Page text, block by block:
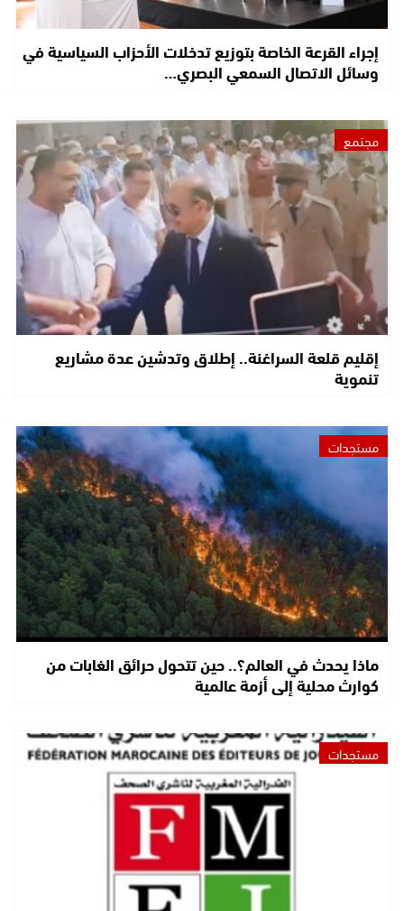
إجراء القرعة الخاصة بتوزيع تدخلات الأحزاب السياسية في
وسائل الاتصال السمعي البصري…
مجتمع
إقليم قلعة السراغنة.. إطلاق وتدشين عدة مشاريع
تنموية
مستجدات
ماذا يحدث في العالم؟.. حين تتحول حرائق الغابات من
كوارث محلية إلى أزمة عالمية
مستجدات